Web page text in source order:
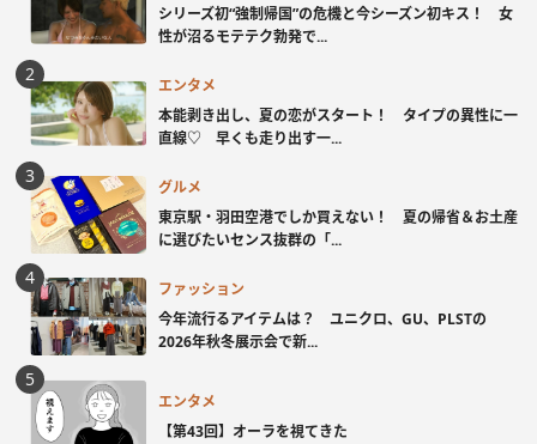
シリーズ初“強制帰国”の危機と今シーズン初キス！ 女
性が沼るモテテク勃発で...
エンタメ
本能剥き出し、夏の恋がスタート！ タイプの異性に一
直線♡ 早くも走り出す一...
グルメ
東京駅・羽田空港でしか買えない！ 夏の帰省＆お土産
に選びたいセンス抜群の「...
ファッション
今年流行るアイテムは？ ユニクロ、GU、PLSTの
2026年秋冬展示会で新...
エンタメ
【第43回】オーラを視てきた